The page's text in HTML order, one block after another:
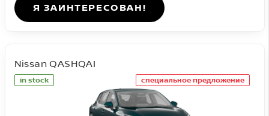
Я ЗАИНТЕРЕСОВАН!
in stock специальное предложение
Nissan QASHQAI